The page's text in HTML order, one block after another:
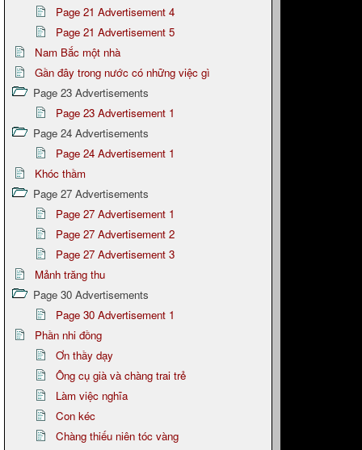
Page 21 Advertisement 4
Page 21 Advertisement 5
Nam Bắc một nhà
Gần đây trong nước có những việc gì
Page 23 Advertisements
Page 23 Advertisement 1
Page 24 Advertisements
Page 24 Advertisement 1
Khóc thầm
Page 27 Advertisements
Page 27 Advertisement 1
Page 27 Advertisement 2
Page 27 Advertisement 3
Mảnh trăng thu
Page 30 Advertisements
Page 30 Advertisement 1
Phần nhi đồng
Ơn thầy dạy
Ông cụ già và chàng trai trẻ
Làm việc nghĩa
Con kéc
Chàng thiếu niên tóc vàng